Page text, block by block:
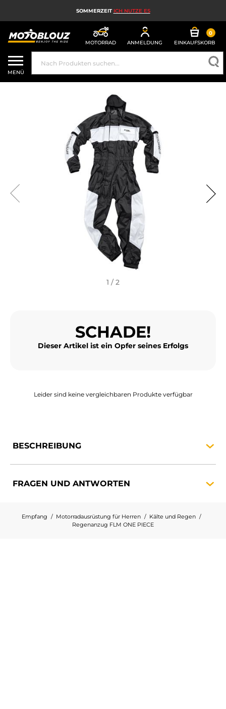
SOMMERZEIT ICH NUTZE ES
MOTORRAD ANMELDUNG
0
EINKAUFSKORB
MOTORRADHELM
MOTORRADAUSRÜSTUNG FÜR HERREN
MOTORRADAUSRÜSTUNG FÜR DAMEN
MX, ENDURO UND TRAIL
HIGH-TECH-MOTORRAD
MOTORRAD-AIRBAG
MOTORRADTEILE UND WERKZEUGE
MOTORRADZUBEHÖR
MOTORRADGEPÄCK
SPORTBEKLEIDUNG
SPEZIELLE ANGEBOTE UND SONDERAKTIONEN
DE | EUR € — ÄNDERN
MARKEN
MENÜ
1 / 2
SCHADE!
Dieser Artikel ist ein Opfer seines Erfolgs
Leider sind keine vergleichbaren Produkte verfügbar
BESCHREIBUNG
FRAGEN UND ANTWORTEN
Empfang Motorradausrüstung für Herren
Kälte und Regen
Regenanzug FLM ONE PIECE